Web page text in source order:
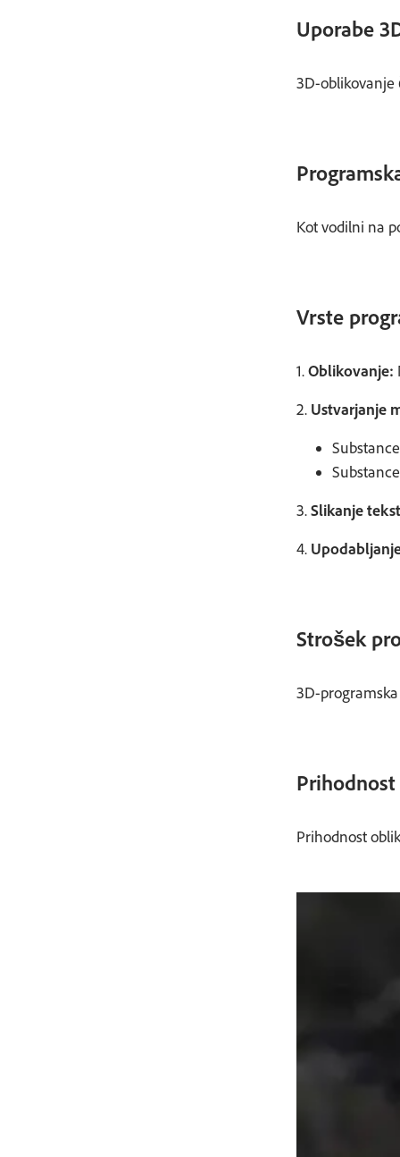
Uporabe
3D-oblikovanje
Kot vodilni na
Vrste
1.Oblikovanje:
2. Ustvarjanje
3.Slikanje
4.
Strošek
3D-
Prihodnost